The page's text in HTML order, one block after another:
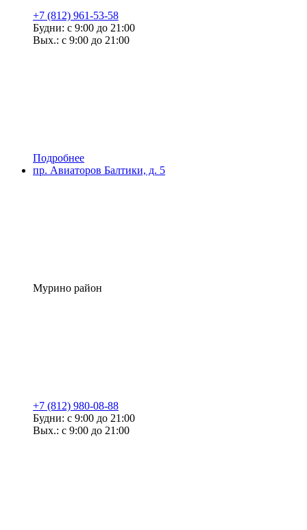
+7 (812) 961-53-58
Будни: с 9:00 до 21:00
Вых.: с 9:00 до 21:00
Подробнее
пр. Авиаторов Балтики, д. 5
Мурино район
+7 (812) 980-08-88
Будни: с 9:00 до 21:00
Вых.: с 9:00 до 21:00